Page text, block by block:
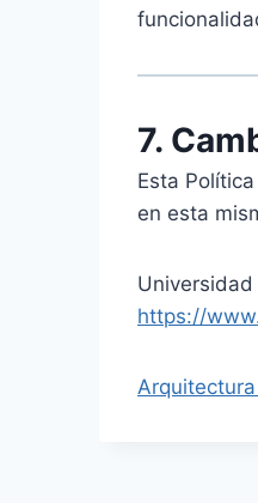
7.
Esta
en esta
https://